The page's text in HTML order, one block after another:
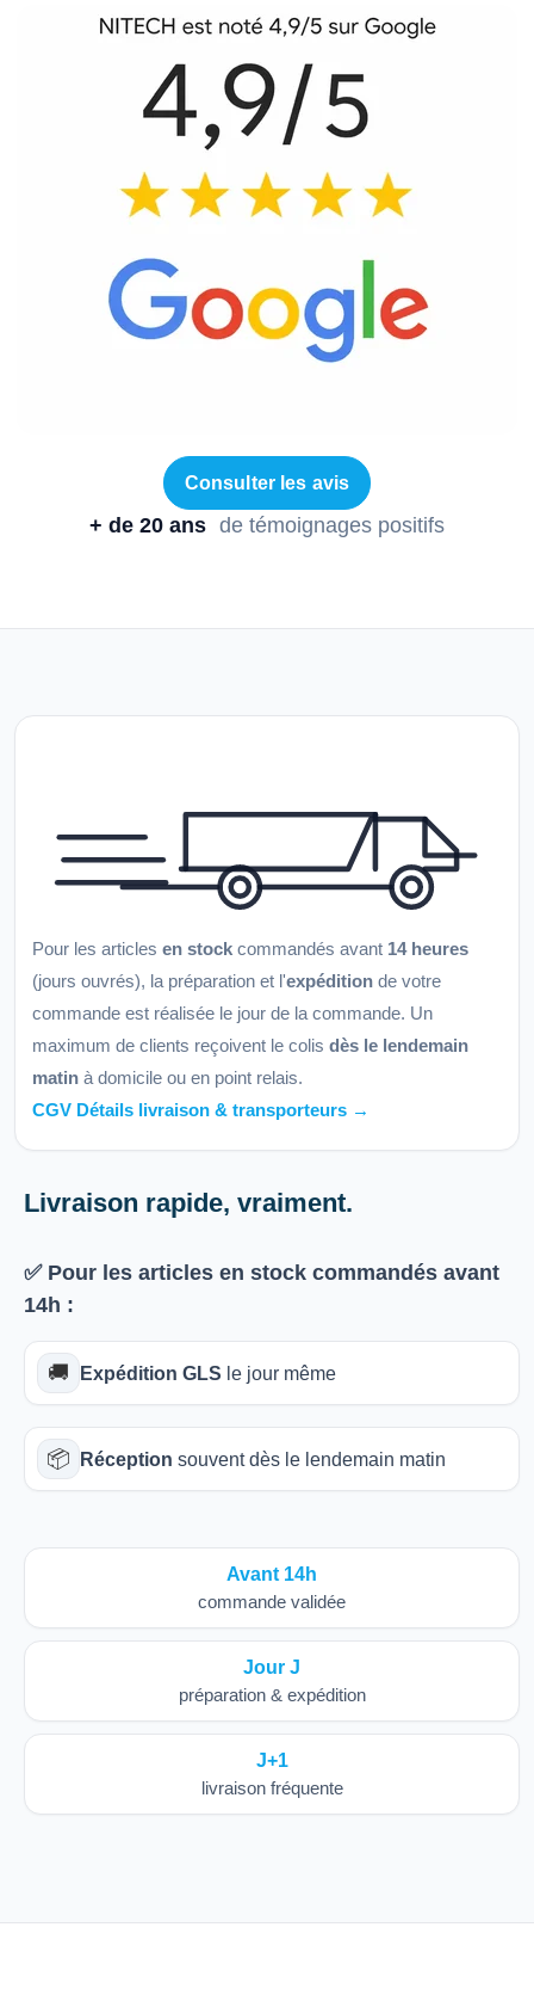
Consulter les avis
+ de 20 ans de témoignages positifs
Pour les articles en stock commandés avant 14 heures
(jours ouvrés), la préparation et l'expédition de votre
commande est réalisée le jour de la commande. Un
maximum de clients reçoivent le colis dès le lendemain
matin à domicile ou en point relais.
CGV Détails livraison & transporteurs →
Livraison rapide, vraiment.
✅ Pour les articles en stock commandés avant
14h :
🚚 Expédition GLS le jour même
📦 Réception souvent dès le lendemain matin
Avant 14h
commande validée
Jour J
préparation & expédition
J+1
livraison fréquente